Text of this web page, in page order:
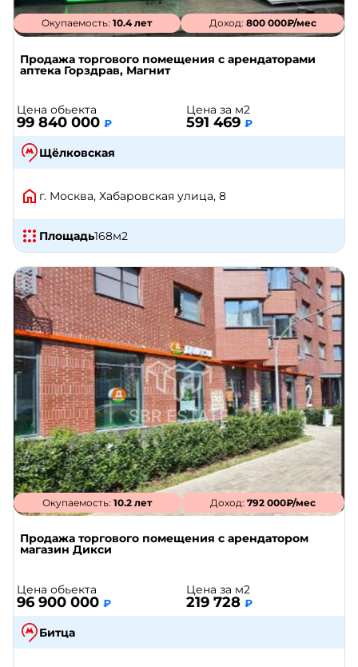
Окупаемость:10.4 лет Доход: 800 000₽/мес
Продажа торгового помещения с арендаторами
аптека Горздрав, Магнит
Цена обьекта
99 840 000 ₽
Цена за м2
591 469 ₽
Щёлковская
г. Москва, Хабаровская улица, 8
Площадь168м2
Окупаемость:10.2 лет Доход: 792 000₽/мес
Продажа торгового помещения с арендатором
магазин Дикси
Цена обьекта
96 900 000 ₽
Цена за м2
219 728 ₽
Битца